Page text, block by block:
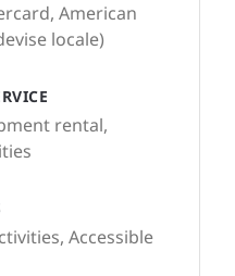
rental,
Accessible
American
locale)